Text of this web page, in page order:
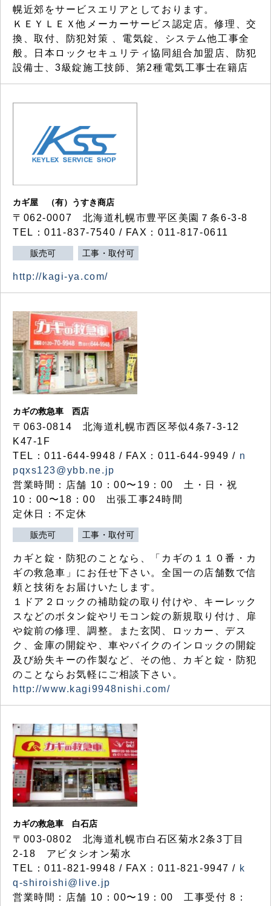
幌近郊をサービスエリアとしております。
ＫＥＹＬＥＸ他メーカーサービス認定店。修理、交
換、取付、防犯対策 、電気錠、システム他工事全
般。日本ロックセキュリティ協同組合加盟店、防犯
設備士、3級錠施工技師、第2種電気工事士在籍店
カギ屋 （有）うすき商店
〒062-0007 北海道札幌市豊平区美園７条6-3-8
TEL：011-837-7540 / FAX：011-817-0611
販売可 工事・取付可
http://kagi-ya.com/
カギの救急車 西店
〒063-0814 北海道札幌市西区琴似4条7-3-12
K47-1F
TEL：011-644-9948 / FAX：011-644-9949 / n
pqxs123@ybb.ne.jp
営業時間：店舗 10：00〜19：00 土・日・祝
10：00〜18：00 出張工事24時間
定休日：不定休
販売可 工事・取付可
カギと錠・防犯のことなら、「カギの１１０番・カ
ギの救急車」にお任せ下さい。全国一の店舗数で信
頼と技術をお届けいたします。
１ドア２ロックの補助錠の取り付けや、キーレック
スなどのボタン錠やリモコン錠の新規取り付け、扉
や錠前の修理、調整。また玄関、ロッカー、デス
ク、金庫の開錠や、車やバイクのインロックの開錠
及び紛失キーの作製など、その他、カギと錠・防犯
のことならお気軽にご相談下さい。
http://www.kagi9948nishi.com/
カギの救急車 白石店
〒003-0802 北海道札幌市白石区菊水2条3丁目
2-18 アビタシオン菊水
TEL：011-821-9948 / FAX：011-821-9947 / k
q-shiroishi@live.jp
営業時間：店舗 10：00〜19：00 工事受付 8：